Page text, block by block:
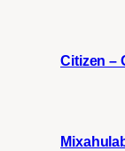
Citizen –